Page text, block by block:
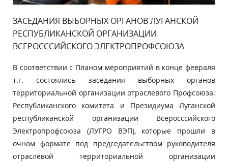
ЗАСЕДАНИЯ ВЫБОРНЫХ ОРГАНОВ ЛУГАНСКОЙ
РЕСПУБЛИКАНСКОЙ ОРГАНИЗАЦИИ
ВСЕРОСССИЙСКОГО ЭЛЕКТРОПРОФСОЮЗА
В соответствии с Планом мероприятий в конце февраля
т.г. состоялись заседания выборных органов
территориальной организации отраслевого Профсоюза:
Республиканского комитета и Президиума Луганской
республиканской организации Всеросссийского
Электропрофсоюза (ЛУГРО ВЭП), которые прошли в
очном формате под председательством руководителя
отраслевой территориальной организации